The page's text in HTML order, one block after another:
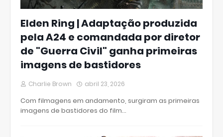
Elden Ring | Adaptação produzida
pela A24 e comandada por diretor
de "Guerra Civil" ganha primeiras
imagens de bastidores
Charlie Brown abril 23, 2026
Com filmagens em andamento, surgiram as primeiras
imagens de bastidores do film…